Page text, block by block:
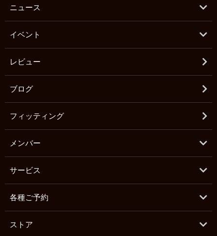
ニュース
イベント
レビュー
ブログ
フィッティング
メンバー
サービス
各種ご予約
ストア